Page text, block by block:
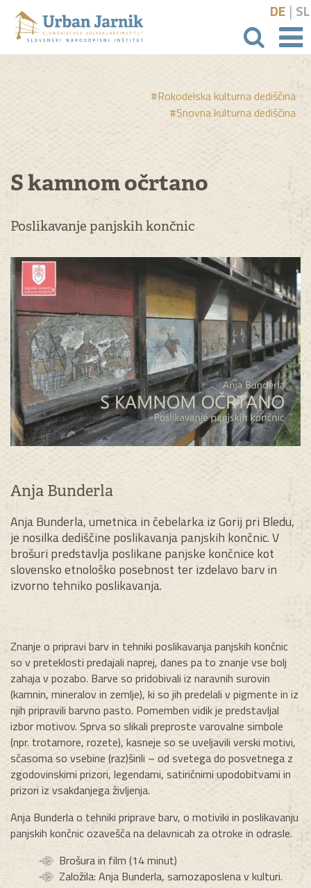
išči
DE | SL
#Rokodelska kulturna dediščina
#Snovna kulturna dediščina
S kamnom očrtano
Poslikavanje panjskih končnic
Anja Bunderla
Anja Bunderla, umetnica in čebelarka iz Gorij pri Bledu,
je nosilka dediščine poslikavanja panjskih končnic. V
brošuri predstavlja poslikane panjske končnice kot
slovensko etnološko posebnost ter izdelavo barv in
izvorno tehniko poslikavanja.
Znanje o pripravi barv in tehniki poslikavanja panjskih končnic
so v preteklosti predajali naprej, danes pa to znanje vse bolj
zahaja v pozabo. Barve so pridobivali iz naravnih surovin
(kamnin, mineralov in zemlje), ki so jih predelali v pigmente in iz
njih pripravili barvno pasto. Pomemben vidik je predstavljal
izbor motivov. Sprva so slikali preproste varovalne simbole
(npr. trotamore, rozete), kasneje so se uveljavili verski motivi,
sčasoma so vsebine (raz)širili – od svetega do posvetnega z
zgodovinskimi prizori, legendami, satiričnimi upodobitvami in
prizori iz vsakdanjega življenja.
Anja Bunderla o tehniki priprave barv, o motiviki in poslikavanju
panjskih končnic ozavešča na delavnicah za otroke in odrasle.
Brošura in film (14 minut)
Založila: Anja Bunderla, samozaposlena v kulturi.